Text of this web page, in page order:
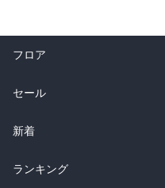
フロア
総合
ラノベ
雑誌・グラビア
セール
総合
ラノベ
新着
総合
ランキング